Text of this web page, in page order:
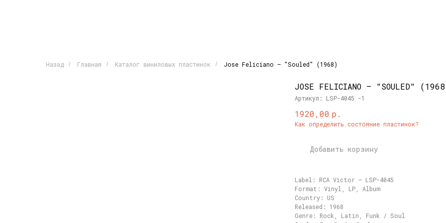
Назад / Главная / Каталог виниловых пластинок / Jose Feliciano – "Souled" (1968)
JOSE FELICIANO – "SOULED"
Артикул: LSP-4045 -1
1920,00 р.
Как определить состояние пластинок?
Добавить корзину
Label: RCA Victor – LSP-4045
Format: Vinyl, LP, Album
Country: US
Released: 1968
Genre: Rock, Latin, Funk / Soul